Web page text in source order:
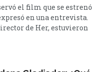
el film que se estrenó
en una entrevista.
de Her, estuvieron
separación, ambos
a su romance. Ella,